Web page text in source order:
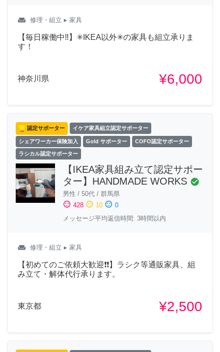
weekend 修理・組立 ▸ 家具
【毎日稼働中‼︎】✳︎IKEA以外✳︎の家具も組立承りま
す！
神奈川県 ¥6,000
認定サポーター イケア家具組立認定サポーター
シェアワーカー保険加入 Gold サポーター COFO認定サポーター
ラシカル認定サポーター
【IKEA家具組み立て認定サポー
ター】HANDMADE WORKS check_circle
男性 / 50代 / 群馬県
sentiment_satisfied 428 sentiment_neutral 10 sentiment_dissatisfied 0
メッセージ平均返信時間: 3時間以内
weekend 修理・組立 ▸ 家具
【初めてのご依頼大歓迎❗❗】ラシク等通販家具、組
み立て・解体代行承ります。
東京都 ¥2,500